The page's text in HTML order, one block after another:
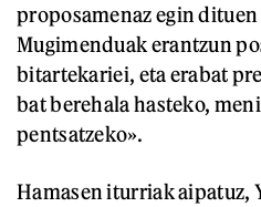
proposamenaz egin
Mugimenduak erantzun
bitartekariei, eta erabat
bat berehala hasteko,
pentsatzeko».
Hamasen iturriak aipatuz,